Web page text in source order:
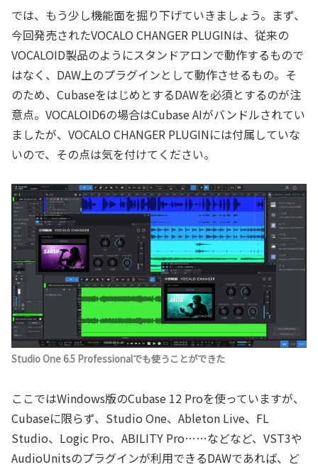
では、もう少し機能面を掘り下げていきましょう。まず、
今回発売されたVOCALO CHANGER PLUGINは、従来の
VOCALOID製品のようにスタンドアロンで動作するもので
はなく、DAW上のプラグインとして動作させるもの。そ
のため、CubaseをはじめとするDAWを必須とするのが注
意点。VOCALOID6の場合はCubase AIがバンドルされてい
ましたが、VOCALO CHANGER PLUGINには付属していな
いので、その点は気を付けてください。
Studio One 6.5 Professionalでも使うことができた
ここではWindows版のCubase 12 Proを使っていますが、
Cubaseに限らず、Studio One、Ableton Live、FL
Studio、Logic Pro、ABILITY Pro……などなど、VST3や
AudioUnitsのプラグインが利用できるDAWであれば、ど